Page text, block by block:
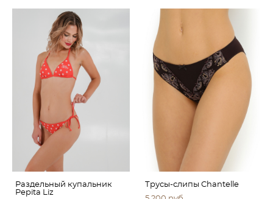
Раздельный купальник
Pepita Liz
Трусы-слипы Chantelle